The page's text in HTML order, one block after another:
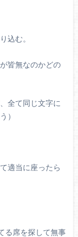
込む。
皆無なのかどの
全て同じ文字に
）
適当に座ったら
る席を探して無事